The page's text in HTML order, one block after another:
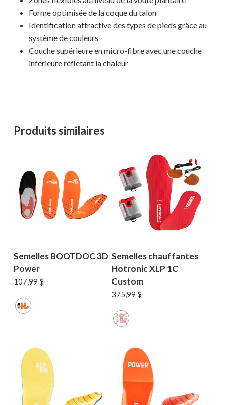
Forme optimisée de la coque du talon
Identification attractive des types de pieds grâce au
système de couleurs
Couche supérieure en micro-fibre avec une couche
inférieure réflétant la chaleur
Produits similaires
Semelles BOOTDOC 3D
Power
107,99 $
Semelles chauffantes
Hotronic XLP 1C
Custom
375,99 $